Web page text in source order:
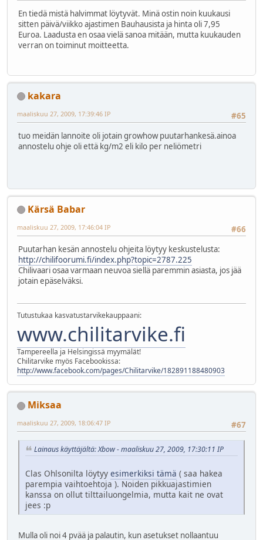
En tiedä mistä halvimmat löytyvät. Minä ostin noin kuukausi
sitten päivä/viikko ajastimen Bauhausista ja hinta oli 7,95
Euroa. Laadusta en osaa vielä sanoa mitään, mutta kuukauden
verran on toiminut moitteetta.
kakara
#65
maaliskuu 27, 2009, 17:39:46 IP
tuo meidän lannoite oli jotain growhow puutarhankesä.ainoa
annostelu ohje oli että kg/m2 eli kilo per neliömetri
Kärsä Babar
#66
maaliskuu 27, 2009, 17:46:04 IP
Puutarhan kesän annostelu ohjeita löytyy keskustelusta:
http://chilifoorumi.fi/index.php?topic=2787.225
Chilivaari osaa varmaan neuvoa siellä paremmin asiasta, jos jää
jotain epäselväksi.
Tutustukaa kasvatustarvikekauppaani:
www.chilitarvike.fi
Tampereella ja Helsingissä myymälät!
Chilitarvike myös Facebookissa:
http://www.facebook.com/pages/Chilitarvike/182891188480903
Miksaa
#67
maaliskuu 27, 2009, 18:06:47 IP
Lainaus käyttäjältä: Xbow - maaliskuu 27, 2009, 17:30:11 IP
Clas Ohlsonilta löytyy esimerkiksi tämä ( saa hakea
parempia vaihtoehtoja ). Noiden pikkuajastimien
kanssa on ollut tilttailuongelmia, mutta kait ne ovat
jees :p
Mulla oli noi 4 pvää ja palautin, kun asetukset nollaantuu